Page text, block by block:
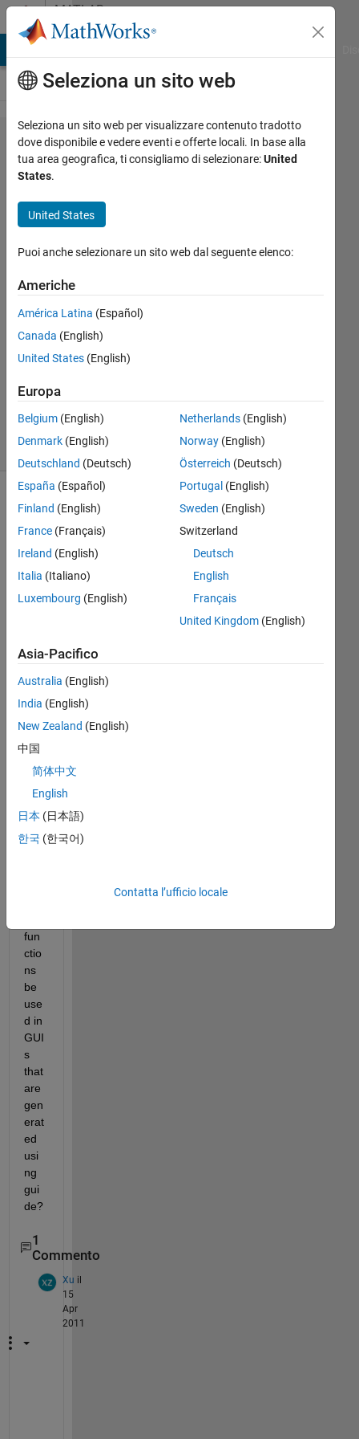
Vai al contenutoMATLAB
Answers
Nested
Functions
Pepperl
15 Apr
2011
Risposte
Aggiornato
2021
7
(30 giorni)
Informazioni
Questa
domanda
chiusa.
Riaprila
o
rispondere.
fun
ctio
ns
be
use
d in
GUI
s
that
are
gen
erat
ed
usi
ng
gui
de?
1
Commento
Xu il
15
Apr
2011
Seleziona un sito web
Seleziona un sito web per visualizzare contenuto tradotto
dove disponibile e vedere eventi e offerte locali. In base alla
tua area geografica, ti consigliamo di selezionare:United
States.
United States
Puoi anche selezionare un sito web dal seguente elenco:
Americhe
América Latina (Español)
Canada (English)
United States (English)
Europa
Belgium (English)
Denmark (English)
Deutschland (Deutsch)
España (Español)
Finland (English)
France (Français)
Ireland (English)
Italia (Italiano)
Luxembourg (English)
Netherlands(English)
Norway(English)
Österreich (Deutsch)
Portugal (English)
Sweden (English)
Switzerland
Deutsch
English
Français
United Kingdom(English)
Asia-Pacifico
Australia (English)
India (English)
New Zealand (English)
中国
简体中文
English
日本 (日本語)
한국 (한국어)
Contatta l’ufficio locale